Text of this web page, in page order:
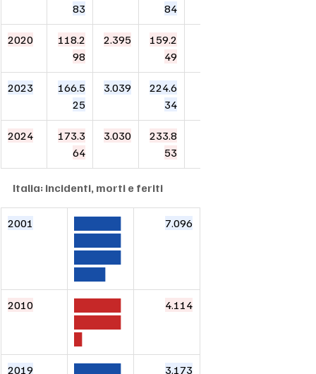
83
84
2020
118.2
98
2.395
159.2
49
2023
166.5
25
3.039
224.6
34
2024
173.3
64
3.030
233.8
53
Italia: incidenti, morti e feriti
2001 7.096
2010 4.114
2019 3.173